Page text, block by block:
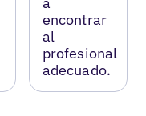
encontrar
al
profesional
adecuado.